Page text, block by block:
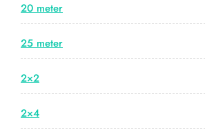
20 meter
25 meter
2×2
2×4